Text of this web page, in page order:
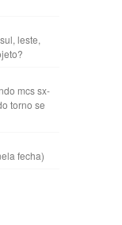
leste,
mcs sx-
torno se
fecha)